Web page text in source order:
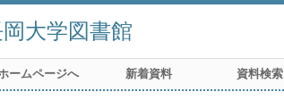
大学図書館
ームページへ 新着資料 資料検索